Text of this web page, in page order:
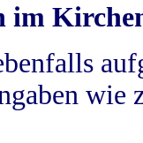
im
wie